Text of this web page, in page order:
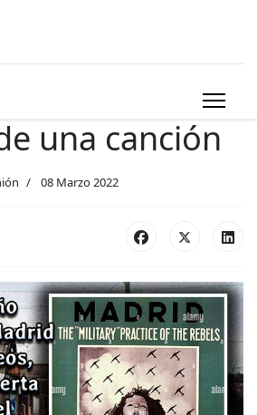
una canción
08 Marzo 2022